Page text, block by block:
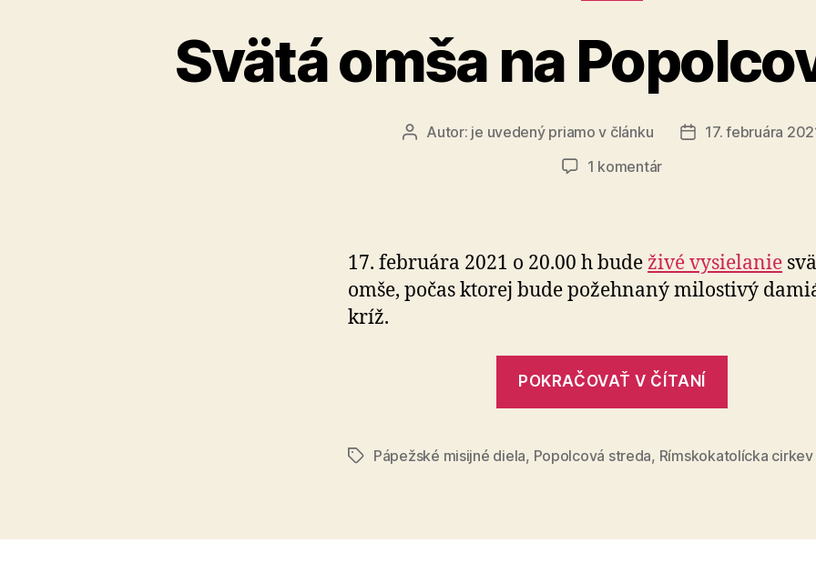
Svätá omša na
AutorAutor: je uvedený priamo v článku
Dátum
17. februára
1 komentárna
Popolcovú
stredu
17. februára 2021 o 20.00 h budeživé vysielanie
omše, počas ktorej bude požehnaný milostivý
kríž.
POKRAČOVAŤ V ČÍTANÍ
ZnačkyPápežské misijné diela, Popolcová streda, Rímskokatolícka cirkev